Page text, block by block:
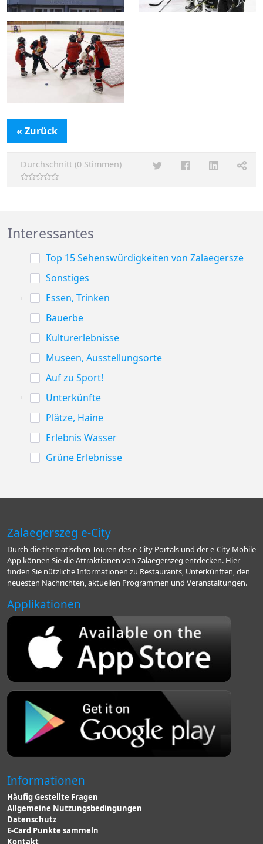
« Zurück
Durchschnitt (0 Stimmen)
Interessantes
Top 15 Sehenswürdigkeiten von Zalaegerszeg
Sonstiges
Essen, Trinken
Bauerbe
Kulturerlebnisse
Museen, Ausstellungsorte
Auf zu Sport!
Unterkünfte
Plätze, Haine
Erlebnis Wasser
Grüne Erlebnisse
Zalaegerszeg e-City
Durch die thematischen Touren des e-City Portals und der e-City Mobile
App können Sie die Attraktionen von Zalaegerszeg entdecken. Hier
finden Sie nützliche Informationen zu Restaurants, Unterkünften, den
neuesten Nachrichten, aktuellen Programmen und Veranstaltungen.
Applikationen
Informationen
Häufig Gestellte Fragen
Allgemeine Nutzungsbedingungen
Datenschutz
E-Card Punkte sammeln
Kontakt